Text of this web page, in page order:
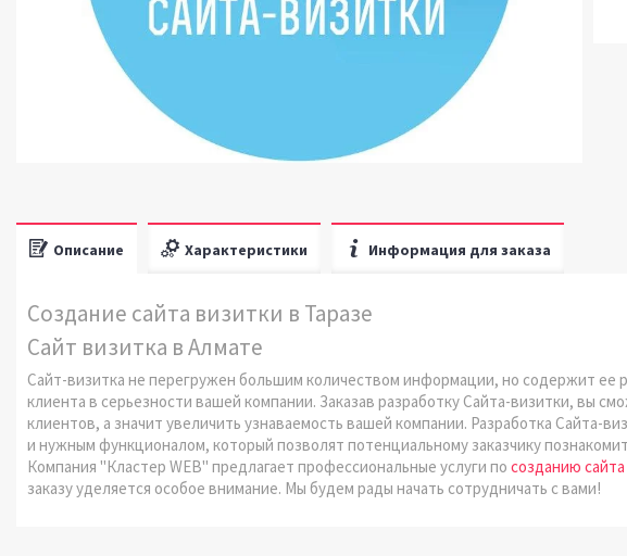
Описание Характеристики Информация для заказа
Создание сайта визитки в Таразе
Сайт визитка в Алмате
Сайт-визитка не перегружен большим количеством информации, но содержит ее
клиента в серьезности вашей компании. Заказав разработку Сайта-визитки, вы
клиентов, а значит увеличить узнаваемость вашей компании. Разработка Сайта-
и нужным функционалом, который позволят потенциальному заказчику
Компания "Кластер WEB" предлагает профессиональные услуги по созданию сайта
заказу уделяется особое внимание. Мы будем рады начать сотрудничать с вами!